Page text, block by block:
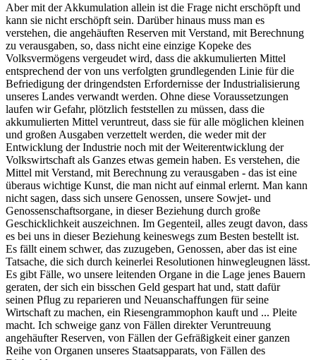
Aber mit der Akkumulation allein ist die Frage nicht erschöpft und
kann sie nicht erschöpft sein. Darüber hinaus muss man es
verstehen, die angehäuften Reserven mit Verstand, mit Berechnung
zu verausgaben, so, dass nicht eine einzige Kopeke des
Volksvermögens vergeudet wird, dass die akkumulierten Mittel
entsprechend der von uns verfolgten grundlegenden Linie für die
Befriedigung der dringendsten Erfordernisse der Industrialisierung
unseres Landes verwandt werden. Ohne diese Voraussetzungen
laufen wir Gefahr, plötzlich feststellen zu müssen, dass die
akkumulierten Mittel veruntreut, dass sie für alle möglichen kleinen
und großen Ausgaben verzettelt werden, die weder mit der
Entwicklung der Industrie noch mit der Weiterentwicklung der
Volkswirtschaft als Ganzes etwas gemein haben. Es verstehen, die
Mittel mit Verstand, mit Berechnung zu verausgaben - das ist eine
überaus wichtige Kunst, die man nicht auf einmal erlernt. Man kann
nicht sagen, dass sich unsere Genossen, unsere Sowjet- und
Genossenschaftsorgane, in dieser Beziehung durch große
Geschicklichkeit auszeichnen. Im Gegenteil, alles zeugt davon, dass
es bei uns in dieser Beziehung keineswegs zum Besten bestellt ist.
Es fällt einem schwer, das zuzugeben, Genossen, aber das ist eine
Tatsache, die sich durch keinerlei Resolutionen hinwegleugnen lässt.
Es gibt Fälle, wo unsere leitenden Organe in die Lage jenes Bauern
geraten, der sich ein bisschen Geld gespart hat und, statt dafür
seinen Pflug zu reparieren und Neuanschaffungen für seine
Wirtschaft zu machen, ein Riesengrammophon kauft und ... Pleite
macht. Ich schweige ganz von Fällen direkter Veruntreuung
angehäufter Reserven, von Fällen der Gefräßigkeit einer ganzen
Reihe von Organen unseres Staatsapparats, von Fällen des